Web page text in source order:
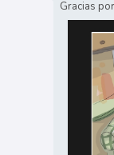
Gracias